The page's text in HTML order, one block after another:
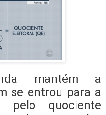
mantém a
se entrou para a
pelo quociente